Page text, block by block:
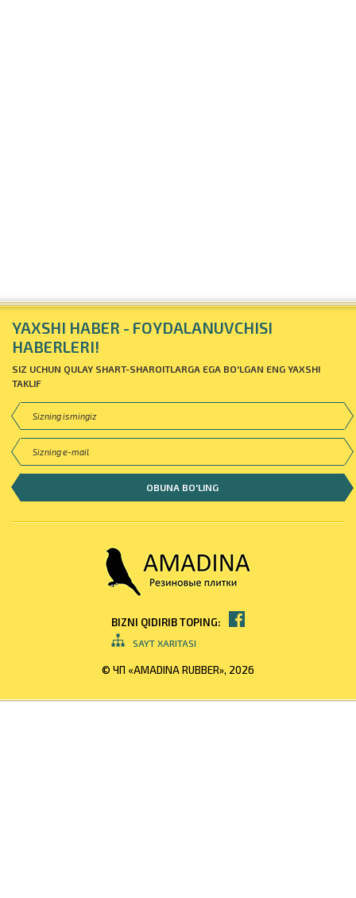
YAXSHI HABER - FOYDALANUVCHISI
HABERLERI!
SIZ UCHUN QULAY SHART-SHAROITLARGA EGA BO'LGAN ENG YAXSHI
TAKLIF
BIZNI QIDIRIB TOPING:
SAYT XARITASI
© ЧП «AMADINA RUBBER», 2026